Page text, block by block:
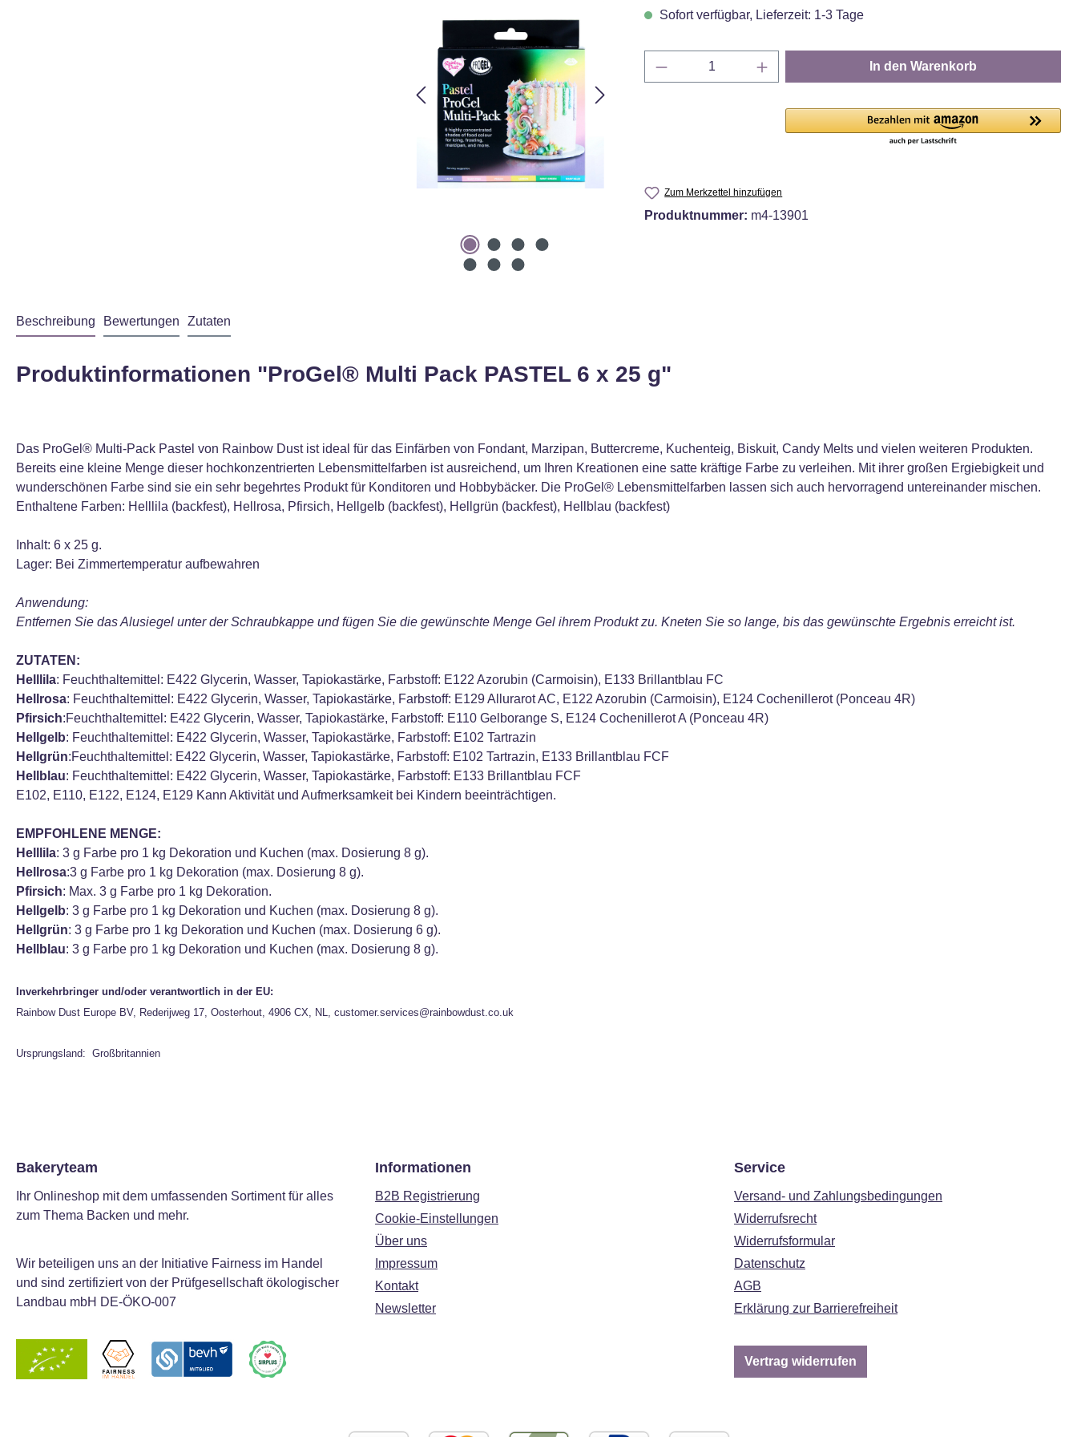
Sofort verfügbar, Lieferzeit: 1-3 Tage
Produkt Anzahl: Gib den gewünschten Wert ein
In den Warenkorb
Zum Merkzettel hinzufügen
Produktnummer: m4-13901
Beschreibung Bewertungen Zutaten
Produktinformationen "ProGel® Multi Pack PASTEL 6 x 25 g"
Das ProGel® Multi-Pack Pastel von Rainbow Dust ist ideal für das Einfärben von Fondant, Marzipan, Buttercreme, Kuchenteig, Biskuit, Candy Melts und vielen weiteren Produkten.
Bereits eine kleine Menge dieser hochkonzentrierten Lebensmittelfarben ist ausreichend, um Ihren Kreationen eine satte kräftige Farbe zu verleihen. Mit ihrer großen Ergiebigkeit und
wunderschönen Farbe sind sie ein sehr begehrtes Produkt für Konditoren und Hobbybäcker. Die ProGel® Lebensmittelfarben lassen sich auch hervorragend untereinander mischen.
Enthaltene Farben: Helllila (backfest), Hellrosa, Pfirsich, Hellgelb (backfest), Hellgrün (backfest), Hellblau (backfest)
Inhalt: 6 x 25 g.
Lager: Bei Zimmertemperatur aufbewahren
Anwendung:
Entfernen Sie das Alusiegel unter der Schraubkappe und fügen Sie die gewünschte Menge Gel ihrem Produkt zu. Kneten Sie so lange, bis das gewünschte Ergebnis erreicht ist.
ZUTATEN:
Helllila: Feuchthaltemittel: E422 Glycerin, Wasser, Tapiokastärke, Farbstoff: E122 Azorubin (Carmoisin), E133 Brillantblau FC
Hellrosa: Feuchthaltemittel: E422 Glycerin, Wasser, Tapiokastärke, Farbstoff: E129 Allurarot AC, E122 Azorubin (Carmoisin), E124 Cochenillerot (Ponceau 4R)
Pfirsich:Feuchthaltemittel: E422 Glycerin, Wasser, Tapiokastärke, Farbstoff: E110 Gelborange S, E124 Cochenillerot A (Ponceau 4R)
Hellgelb: Feuchthaltemittel: E422 Glycerin, Wasser, Tapiokastärke, Farbstoff: E102 Tartrazin
Hellgrün:Feuchthaltemittel: E422 Glycerin, Wasser, Tapiokastärke, Farbstoff: E102 Tartrazin, E133 Brillantblau FCF
Hellblau: Feuchthaltemittel: E422 Glycerin, Wasser, Tapiokastärke, Farbstoff: E133 Brillantblau FCF
E102, E110, E122, E124, E129 Kann Aktivität und Aufmerksamkeit bei Kindern beeinträchtigen.
EMPFOHLENE MENGE:
Helllila: 3 g Farbe pro 1 kg Dekoration und Kuchen (max. Dosierung 8 g).
Hellrosa:3 g Farbe pro 1 kg Dekoration (max. Dosierung 8 g).
Pfirsich: Max. 3 g Farbe pro 1 kg Dekoration.
Hellgelb: 3 g Farbe pro 1 kg Dekoration und Kuchen (max. Dosierung 8 g).
Hellgrün: 3 g Farbe pro 1 kg Dekoration und Kuchen (max. Dosierung 6 g).
Hellblau: 3 g Farbe pro 1 kg Dekoration und Kuchen (max. Dosierung 8 g).
Inverkehrbringer und/oder verantwortlich in der EU:
Rainbow Dust Europe BV, Rederijweg 17, Oosterhout, 4906 CX, NL, customer.services@rainbowdust.co.uk
Ursprungsland: Großbritannien
Bakeryteam
Ihr Onlineshop mit dem umfassenden Sortiment für alles
zum Thema Backen und mehr.
Wir beteiligen uns an der Initiative Fairness im Handel
und sind zertifiziert von der Prüfgesellschaft ökologischer
Landbau mbH DE-ÖKO-007
Informationen
B2B Registrierung
Cookie-Einstellungen
Über uns
Impressum
Kontakt
Newsletter
Service
Versand- und Zahlungsbedingungen
Widerrufsrecht
Widerrufsformular
Datenschutz
AGB
Erklärung zur Barrierefreiheit
Vertrag widerrufen